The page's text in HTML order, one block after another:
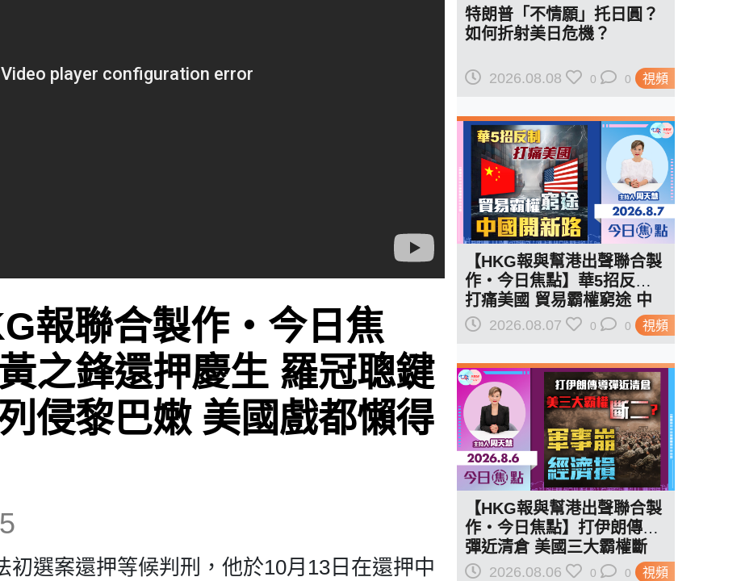
報聯合製作‧今日焦
之鋒還押慶生 羅冠聰鍵
侵黎巴嫩 美國戲都懶得
選案還押等候判刑，他於10月13日在還押中
視頻
特朗普「不情願」托日圓？
如何折射美日危機？
2026.08.08 0 0
視頻
【HKG報與幫港出聲聯合製
作‧今日焦點】華5招反制
打痛美國 貿易霸權窮途 中
國開新路
2026.08.07 0 0
視頻
【HKG報與幫港出聲聯合製
作‧今日焦點】打伊朗傳導
彈近清倉 美國三大霸權斷
二？軍事崩 經濟損
2026.08.06 0 0